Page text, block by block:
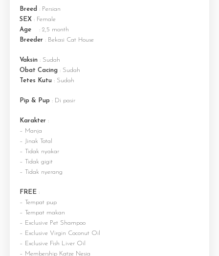
Breed : Persian
SEX : Female
Age : 2,5 month
Breeder : Bekasi Cat House
Vaksin : Sudah
Obat Cacing : Sudah
Tetes Kutu : Sudah
Pip & Pup : Di pasir
Karakter :
– Manja
– Jinak Total
– Tidak nyakar
– Tidak gigit
– Tidak nyerang
FREE :
– Tempat pup
– Tempat makan
– Exclusive Pet Shampoo
– Exclusive Virgin Coconut Oil
– Exclusive Fish Liver Oil
– Membership Katze Nesia